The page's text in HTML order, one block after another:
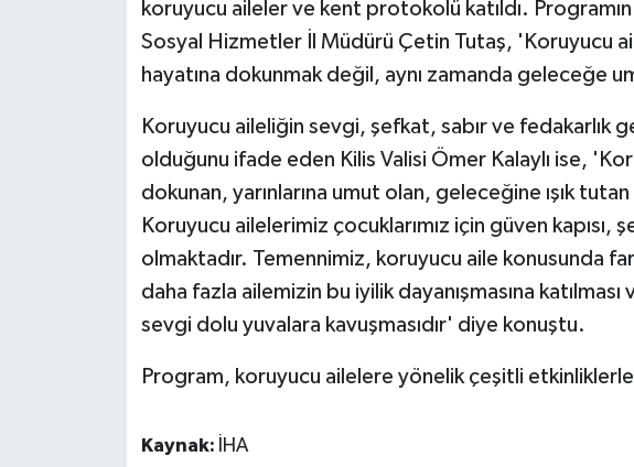
koruyucu aileler ve kent protokolü katıldı. Programın
Sosyal Hizmetler İl Müdürü Çetin Tutaş, 'Koruyucu
hayatına dokunmak değil, aynı zamanda geleceğe
Koruyucu aileliğin sevgi, şefkat, sabır ve fedakarlık
olduğunu ifade eden Kilis Valisi Ömer Kalaylı ise,
dokunan, yarınlarına umut olan, geleceğine ışık
Koruyucu ailelerimiz çocuklarımız için güven kapısı,
olmaktadır. Temennimiz, koruyucu aile konusunda
daha fazla ailemizin bu iyilik dayanışmasına
sevgi dolu yuvalara kavuşmasıdır' diye konuştu.
Program, koruyucu ailelere yönelik çeşitli
Kaynak: İHA
MAGAZİN
Otomobil
POLİTİKA
SPOR HABERLERİ